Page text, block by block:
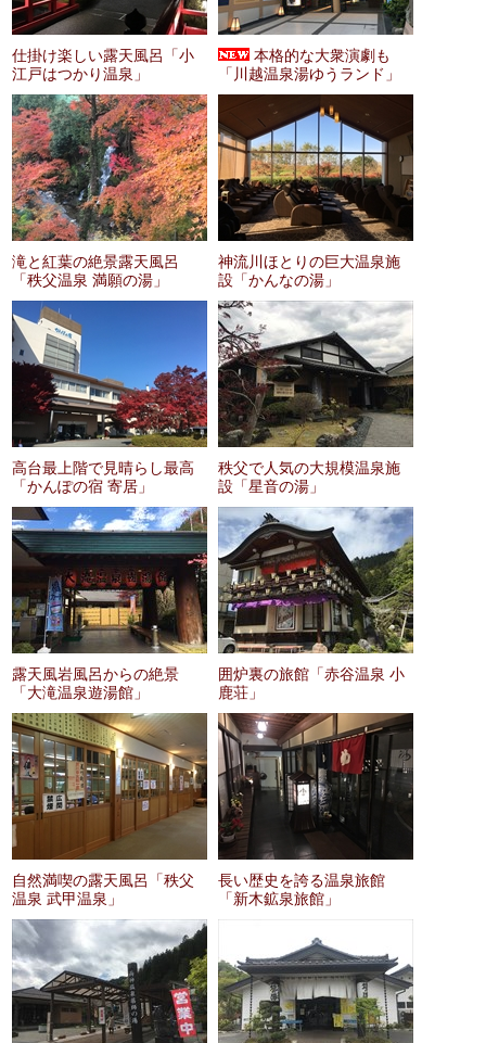
仕掛け楽しい露天風呂「小
江戸はつかり温泉」
本格的な大衆演劇も
「川越温泉湯ゆうランド」
滝と紅葉の絶景露天風呂
「秩父温泉 満願の湯」
神流川ほとりの巨大温泉施
設「かんなの湯」
高台最上階で見晴らし最高
「かんぽの宿 寄居」
秩父で人気の大規模温泉施
設「星音の湯」
露天風岩風呂からの絶景
「大滝温泉遊湯館」
囲炉裏の旅館「赤谷温泉 小
鹿荘」
自然満喫の露天風呂「秩父
温泉 武甲温泉」
長い歴史を誇る温泉旅館
「新木鉱泉旅館」